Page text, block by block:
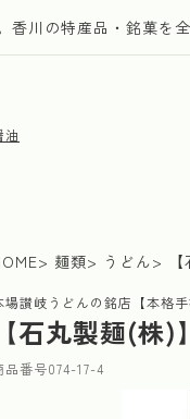
川の特産品・銘菓を
油
麺類 うどん
場讃岐うどんの銘店【本格
【石丸製麺(株
品番号074-17-4